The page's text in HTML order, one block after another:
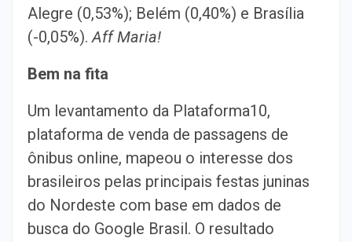
Alegre (0,53%); Belém (0,40%) e Brasília
(-0,05%).Aff Maria!
Bem na fita
Um levantamento da Plataforma10,
plataforma de venda de passagens de
ônibus online, mapeou o interesse dos
brasileiros pelas principais festas juninas
do Nordeste com base em dados de
busca do Google Brasil. O resultado